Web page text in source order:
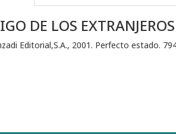
DE LOS EXTRANJEROS
Editorial,S.A., 2001. Perfecto estado.